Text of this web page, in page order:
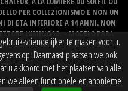
PER COLLEZIONISMO E NON UN
DI ETA INFERIORE A 14 ANNI. NON
LUMINOSO. - MODELO PARA
RECOMENDABLE PARA NINOS
LA LUZ DEL SOL O LOS FOCOS
Website created byBOMS creative web works
te maken voor u.
op. Daarnaast plaatsen we ook
u akkoord met het plaatsen van alle
we alleen functionele en anonieme